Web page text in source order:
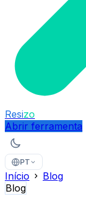
Resizo
Abrir ferramenta
PT
Início
Blog
Blog